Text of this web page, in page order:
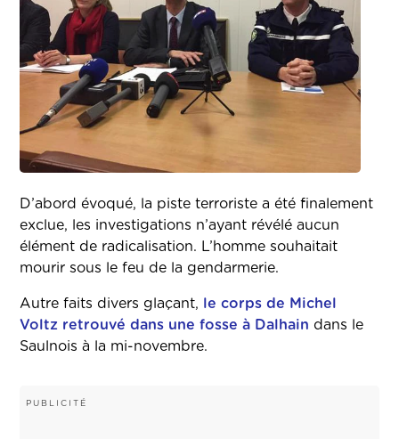
D’abord évoqué, la piste terroriste a été finalement
exclue, les investigations n’ayant révélé aucun
élément de radicalisation. L’homme souhaitait
mourir sous le feu de la gendarmerie.
Autre faits divers glaçant, le corps de Michel
Voltz retrouvé dans une fosse à Dalhain dans le
Saulnois à la mi-novembre.